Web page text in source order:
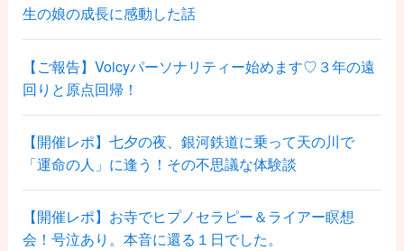
生の娘の成長に感動した話
【ご報告】Voicyパーソナリティー始めます♡３年の遠
回りと原点回帰！
【開催レポ】七夕の夜、銀河鉄道に乗って天の川で
「運命の人」に逢う！その不思議な体験談
【開催レポ】お寺でヒプノセラピー＆ライアー瞑想
会！号泣あり。本音に還る１日でした。